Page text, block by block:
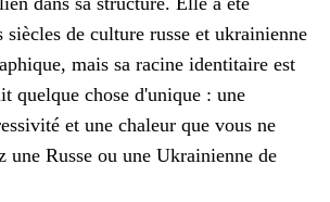
siècles de culture russe et ukrainienne
mais sa racine identitaire est
quelque chose d'unique : une
et une chaleur que vous ne
une Russe ou une Ukrainienne de